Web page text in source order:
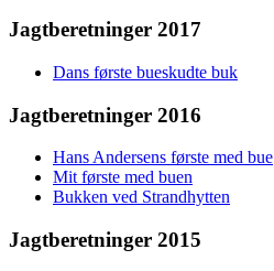
Jagtberetninger 2017
Dans første bueskudte buk
Jagtberetninger 2016
Hans Andersens første med bue
Mit første med buen
Bukken ved Strandhytten
Jagtberetninger 2015